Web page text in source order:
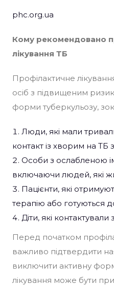
phc.org.ua
Кому рекомендовано
лікування ТБ
Профілактичне
осіб з підвищеним
форми туберкульозу,
Люди, які мали
контакт із хворим на ТБ
Особи з ослабленою
включаючи людей, які
Пацієнти, які
терапію або готуються
Діти, які
Перед початком
важливо підтвердити
виключити активну
лікування може бути